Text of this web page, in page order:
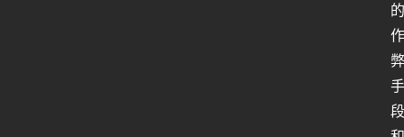
的
作
弊
手
段